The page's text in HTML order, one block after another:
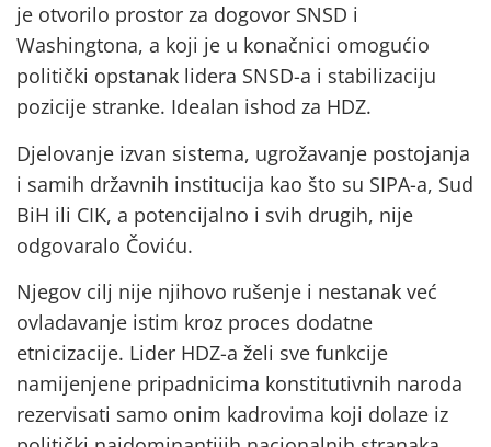
je otvorilo prostor za dogovor SNSD i
Washingtona, a koji je u konačnici omogućio
politički opstanak lidera SNSD-a i stabilizaciju
pozicije stranke. Idealan ishod za HDZ.
Djelovanje izvan sistema, ugrožavanje postojanja
i samih državnih institucija kao što su SIPA-a, Sud
BiH ili CIK, a potencijalno i svih drugih, nije
odgovaralo Čoviću.
Njegov cilj nije njihovo rušenje i nestanak već
ovladavanje istim kroz proces dodatne
etnicizacije. Lider HDZ-a želi sve funkcije
namijenjene pripadnicima konstitutivnih naroda
rezervisati samo onim kadrovima koji dolaze iz